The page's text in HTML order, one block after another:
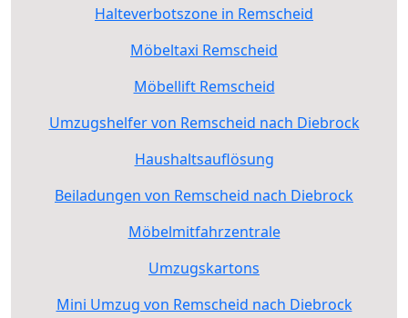
Halteverbotszone in Remscheid
Möbeltaxi Remscheid
Möbellift Remscheid
Umzugshelfer von Remscheid nach Diebrock
Haushaltsauflösung
Beiladungen von Remscheid nach Diebrock
Möbelmitfahrzentrale
Umzugskartons
Mini Umzug von Remscheid nach Diebrock